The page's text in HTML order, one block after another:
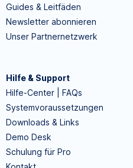
Guides & Leitfäden
Newsletter abonnieren
Unser Partnernetzwerk
Hilfe & Support
Hilfe-Center | FAQs
Systemvoraussetzungen
Downloads & Links
Demo Desk
Schulung für Pro